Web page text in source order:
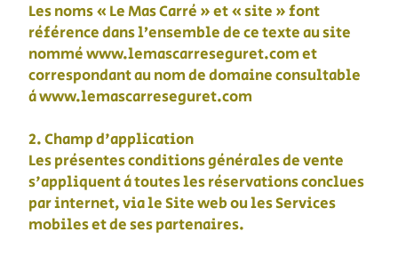
Les noms « Le Mas Carré » et « site » font
référence dans l’ensemble de ce texte au site
nommé www.lemascarreseguret.com et
correspondant au nom de domaine consultable
à www.lemascarreseguret.com
2. Champ d'application
Les présentes conditions générales de vente
s'appliquent à toutes les réservations conclues
par internet, via le Site web ou les Services
mobiles et de ses partenaires.